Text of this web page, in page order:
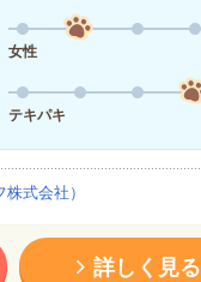
女性
テキパキ
式会社）
詳しく見る